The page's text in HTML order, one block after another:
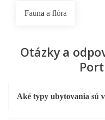
Fauna a flóra
Otázky a
Aké typy ubytovania sú